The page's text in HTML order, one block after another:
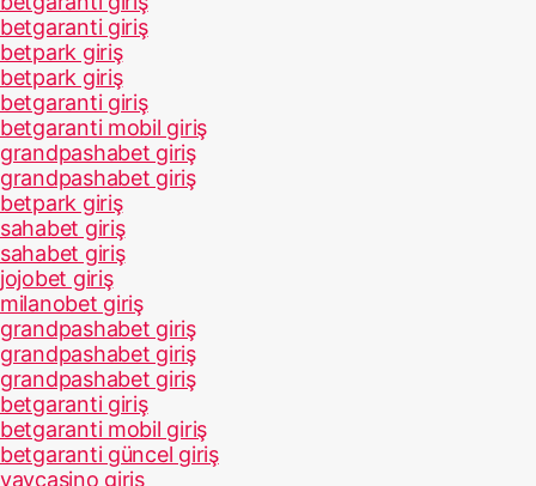
betgaranti giriş
betpark giriş
betpark giriş
betgaranti giriş
betgaranti mobil giriş
grandpashabet giriş
grandpashabet giriş
betpark giriş
sahabet giriş
sahabet giriş
jojobet giriş
milanobet giriş
grandpashabet giriş
grandpashabet giriş
grandpashabet giriş
betgaranti giriş
betgaranti mobil giriş
betgaranti güncel giriş
vaycasino giriş